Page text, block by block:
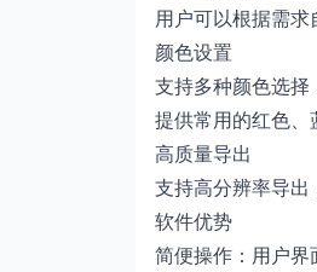
用户可以根据需求
颜色设置
支持多种颜色选择
提供常用的红色、
高质量导出
支持高分辨率导出
软件优势
简便操作：用户界